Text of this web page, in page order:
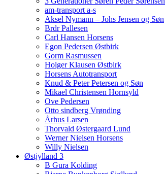
am-transport a-s
Aksel Nymann – Johs Jensen og Søn
Brdr Pallesen
Carl Hansen Horsens
Egon Pedersen Østbirk
Gorm Rasmussen
Holger Klausen Østbirk
Horsens Autotransport
Knud & Peter Petersen og Søn
Mikael Christensen Hornsyld
Ove Pedersen
Otto sindberg Vrønding
Århus Larsen
Thorvald Østergaard Lund
Werner Nielsen Horsens
Willy Nielsen
Østjylland 3
B Gura Kolding